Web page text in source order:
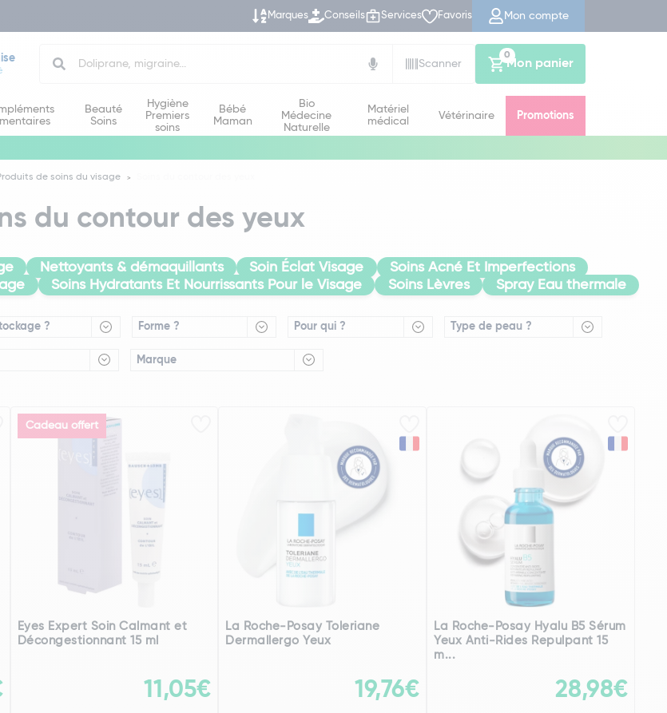
Marques Conseils Services Favoris Mon compte
Scanner
Mon panier
0
Beauté
Soins
Hygiène
Premiers
soins
Bébé
Maman
Bio
Médecine
Naturelle
Matériel
médical
Vétérinaire Promotions
de soins du visage
du contour des yeux
Nettoyants & démaquillants Soin Éclat Visage
Soins Acné Et Imperfections
Soins Hydratants Et Nourrissants Pour le Visage Soins Lèvres Spray Eau thermale
? Forme ? Pour qui ? Type de peau ?
Marque
Cadeau offert
Eyes Expert Soin Calmant et
Décongestionnant 15 ml
11,05€
La Roche-Posay Toleriane
Dermallergo Yeux
19,76€
La Roche-Posay Hyalu B5 Sérum
Yeux Anti-Rides Repulpant 15
m...
28,98€